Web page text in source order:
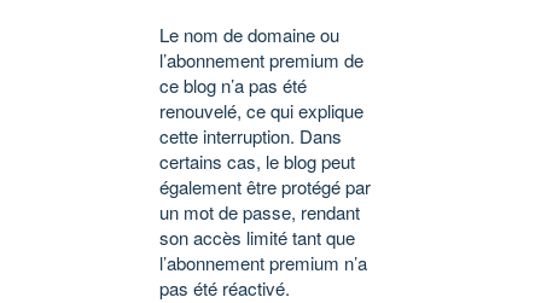
Le nom de domaine ou
l’abonnement premium de
ce blog n’a pas été
renouvelé, ce qui explique
cette interruption. Dans
certains cas, le blog peut
également être protégé par
un mot de passe, rendant
son accès limité tant que
l’abonnement premium n’a
pas été réactivé.